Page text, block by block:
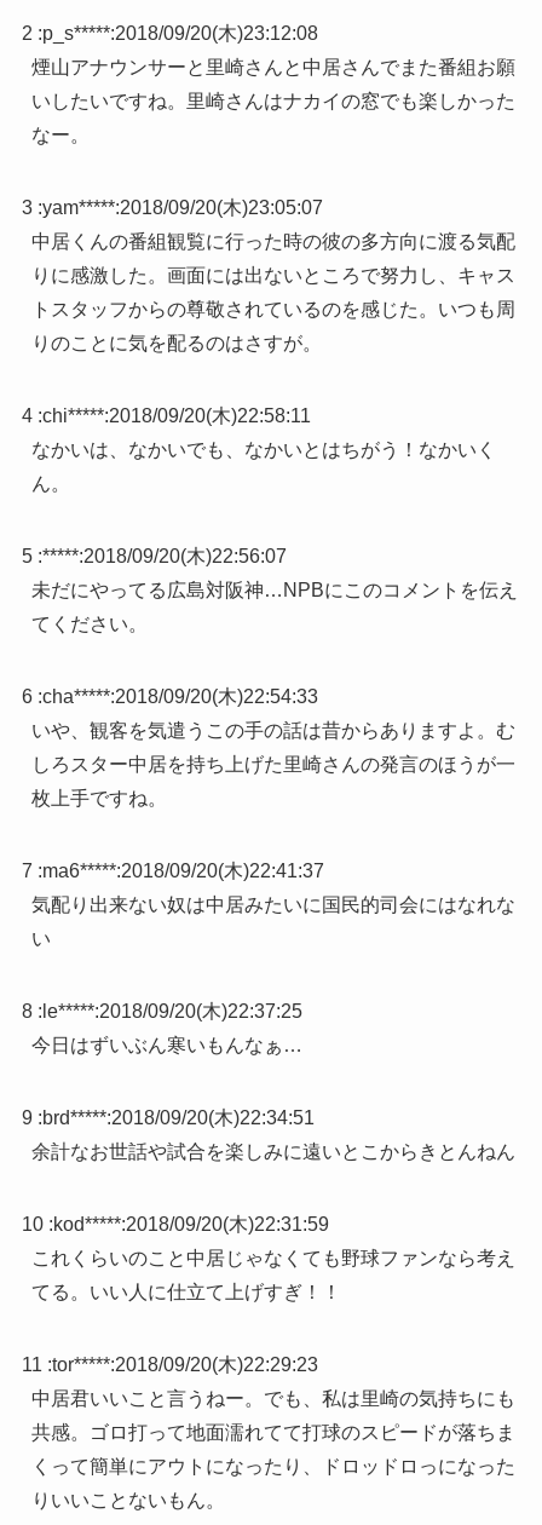
2 :p_s*****:2018/09/20(木)23:12:08
煙山アナウンサーと里崎さんと中居さんでまた番組お願
いしたいですね。里崎さんはナカイの窓でも楽しかった
なー。
3 :yam*****:2018/09/20(木)23:05:07
中居くんの番組観覧に行った時の彼の多方向に渡る気配
りに感激した。画面には出ないところで努力し、キャス
トスタッフからの尊敬されているのを感じた。いつも周
りのことに気を配るのはさすが。
4 :chi*****:2018/09/20(木)22:58:11
なかいは、なかいでも、なかいとはちがう！なかいく
ん。
5 :*****:2018/09/20(木)22:56:07
未だにやってる広島対阪神…NPBにこのコメントを伝え
てください。
6 :cha*****:2018/09/20(木)22:54:33
いや、観客を気遣うこの手の話は昔からありますよ。む
しろスター中居を持ち上げた里崎さんの発言のほうが一
枚上手ですね。
7 :ma6*****:2018/09/20(木)22:41:37
気配り出来ない奴は中居みたいに国民的司会にはなれな
い
8 : le*****:2018/09/20(木)22:37:25
今日はずいぶん寒いもんなぁ…
9 :brd*****:2018/09/20(木)22:34:51
余計なお世話や試合を楽しみに遠いとこからきとんねん
10 :kod*****:2018/09/20(木)22:31:59
これくらいのこと中居じゃなくても野球ファンなら考え
てる。いい人に仕立て上げすぎ！！
11 :tor*****:2018/09/20(木)22:29:23
中居君いいこと言うねー。でも、私は里崎の気持ちにも
共感。ゴロ打って地面濡れてて打球のスピードが落ちま
くって簡単にアウトになったり、ドロッドロっになった
りいいことないもん。